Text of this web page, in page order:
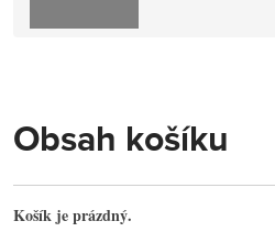
Obsah košíku
Košík je prázdný.